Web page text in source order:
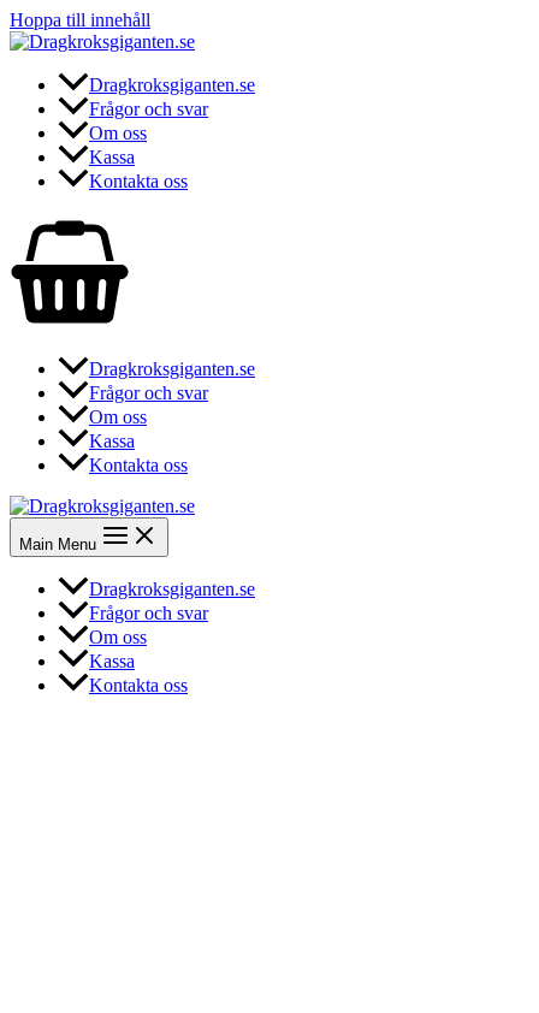
Hoppa till innehåll
Dragkroksgiganten.se
Frågor och svar
Om oss
Kassa
Kontakta oss
Dragkroksgiganten.se
Frågor och svar
Om oss
Kassa
Kontakta oss
Main Menu
Dragkroksgiganten.se
Frågor och svar
Om oss
Kassa
Kontakta oss